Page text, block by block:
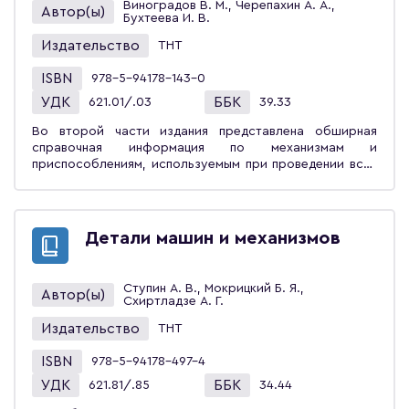
заведений, обучающихся по направлению
машиностроительных производств», а также будет
машиностроительных предприятий.
Автор(ы)
Виноградов В. М., Черепахин А. А.,
Бухтеева И. В.
Издательство ТНТ
ISBN 978-5-94178-143-0
УДК 621.01/.03 ББК 39.33
Во второй части издания представлена обширная
справочная информация по механизмам и
приспособлениям, используемым при проведении всех
ремонту автомобилей. Описано отечественное и
зарубежное оборудование участка для ремонта
кузовов; сварочное и наплавочное оборудование,
аппаратура и устройства для приготовления,
нанесения и сушки лакокрасочных покрытий;
приспособления для ремонта пластиковых деталей
износостойких покрытий; оборудование для
пневмоинструмент и компрессоры. Справочное
издание предназначено для специалистов
руководящего и среднего звеньев предприятий по
Детали машин и механизмов
Автор(ы)
Ступин А. В., Мокрицкий Б. Я.,
Схиртладзе А. Г.
Издательство ТНТ
ISBN 978-5-94178-497-4
УДК 621.81/.85 ББК 34.44